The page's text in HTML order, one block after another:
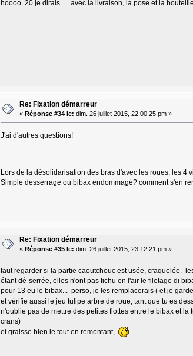
hoooo 20 je dirais... avec la livraison, la pose et la
Re: Fixation démarreur
« Réponse #34 le: dim. 26 juillet 2015, 22:00:25 pm »
J'ai d'autres questions!
Lors de la désolidarisation des bras d'avec les roues, les 4
Simple desserrage ou bibax endommagé? comment s'en
Re: Fixation démarreur
« Réponse #35 le: dim. 26 juillet 2015, 23:12:21 pm »
faut regarder si la partie caoutchouc est usée, craquelée.
étant dé-serrée, elles n'ont pas fichu en l'air le filetage di
pour 13 eu le bibax... perso, je les remplacerais ( et je
et vérifie aussi le jeu tulipe arbre de roue, tant que tu es
n'oublie pas de mettre des petites flottes entre le bibax et
crans)
et graisse bien le tout en remontant,